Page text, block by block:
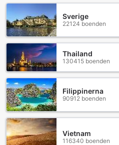
Sverige
22124 boenden
Thailand
130415 boenden
Filippinerna
90912 boenden
Vietnam
116340 boenden